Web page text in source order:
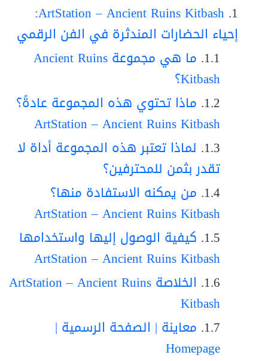
ArtStation – Ancient Ruins Kitbash:
إحياء الحضارات المندثرة في الفن الرقمي
ما هي مجموعة Ancient Ruins
Kitbash؟
ماذا تحتوي هذه المجموعة عادةً؟
ArtStation – Ancient Ruins Kitbash
لماذا تعتبر هذه المجموعة أداة لا
تقدر بثمن للمحترفين؟
من يمكنه الاستفادة منها؟
ArtStation – Ancient Ruins Kitbash
كيفية الوصول إليها واستخدامها
ArtStation – Ancient Ruins Kitbash
الخلاصة ArtStation – Ancient Ruins
Kitbash
معاينة | الصفحة الرسمية |
Homepage